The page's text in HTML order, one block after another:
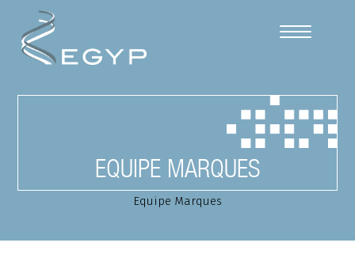
EQUIPE MARQUES
Equipe Marques
Cookies management panel